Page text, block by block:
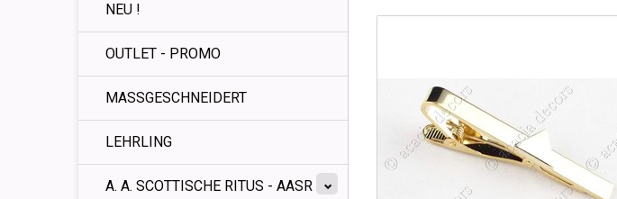
NEU !
OUTLET - PROMO
MASSGESCHNEIDERT
LEHRLING
A. A. SCOTTISCHE RITUS - AASR